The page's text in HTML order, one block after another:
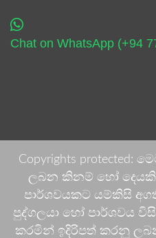
Chat on WhatsApp (+94
Copyrights protected:
ලබන කිනම් හෝ
පාර්ශවයකට යම්කිසි
පුද්ගලයා හෝ පාර්ශවය
කරමින් ඉදිරිපත් කරනු